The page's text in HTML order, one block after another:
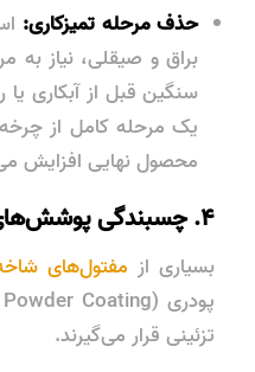
حذف مرحله تمیزکاری:
براق و صیقلی، نیاز به
سنگین قبل از آبکاری
یک مرحله کامل از
محصول نهایی افزایش
۴. چسبندگی پوشش‌های نهایی و زیبایی بصری
بسیاری از مفتول‌های
تزئینی قرار می‌گیرند.